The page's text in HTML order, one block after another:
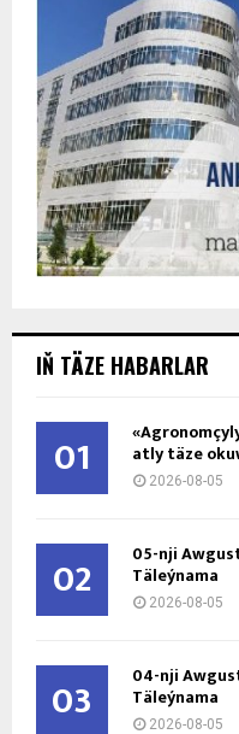
IŇ TÄZE HABARLAR
01 atly täze
2026-08-05
02 05-nji
Täleýnama
2026-08-05
03 04-nji
Täleýnama
2026-08-05